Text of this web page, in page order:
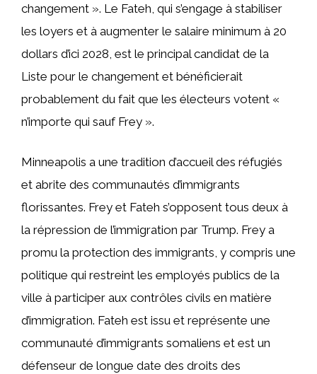
changement ». Le Fateh, qui s’engage à stabiliser
les loyers et à augmenter le salaire minimum à 20
dollars d’ici 2028, est le principal candidat de la
Liste pour le changement et bénéficierait
probablement du fait que les électeurs votent «
n’importe qui sauf Frey ».
Minneapolis a une tradition d’accueil des réfugiés
et abrite des communautés d’immigrants
florissantes. Frey et Fateh s’opposent tous deux à
la répression de l’immigration par Trump. Frey a
promu la protection des immigrants, y compris une
politique qui restreint les employés publics de la
ville à participer aux contrôles civils en matière
d’immigration. Fateh est issu et représente une
communauté d’immigrants somaliens et est un
défenseur de longue date des droits des